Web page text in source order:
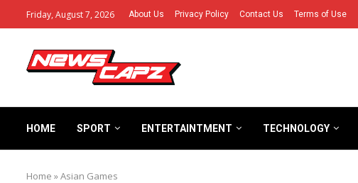
Friday, August 7, 2026 About Us Privacy Policy Contact Us Terms of Use
HOME SPORT ENTERTAINTMENT TECHNOLOGY
Home »Asian Games